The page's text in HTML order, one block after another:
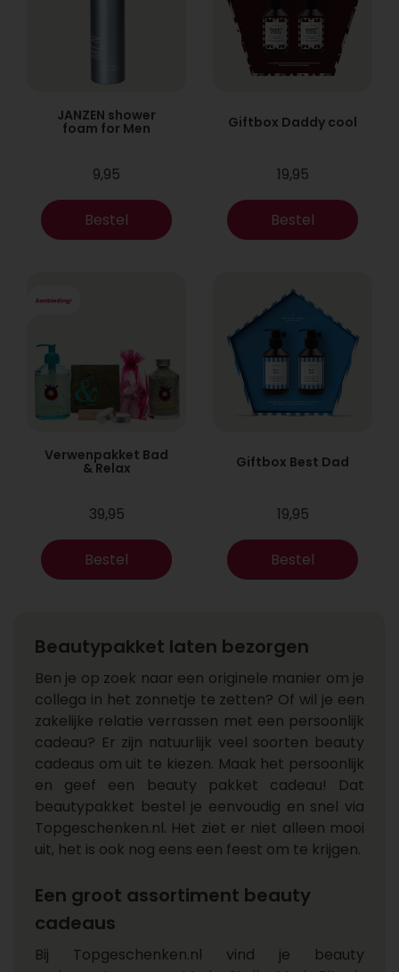
JANZEN shower
foam for Men
9,95
Bestel
Giftbox Daddy cool
19,95
Bestel
Verwenpakket Bad
& Relax
39,95
Bestel
Giftbox Best Dad
19,95
Bestel
Beautypakket laten bezorgen
Ben je op zoek naar een originele manier om je
collega in het zonnetje te zetten? Of wil je een
zakelijke relatie verrassen met een persoonlijk
cadeau? Er zijn natuurlijk veel soorten beauty
cadeaus om uit te kiezen. Maak het persoonlijk
en geef een beauty pakket cadeau! Dat
beautypakket bestel je eenvoudig en snel via
Topgeschenken.nl. Het ziet er niet alleen mooi
uit, het is ook nog eens een feest om te krijgen.
Een groot assortiment beauty
cadeaus
Bij Topgeschenken.nl vind je beauty